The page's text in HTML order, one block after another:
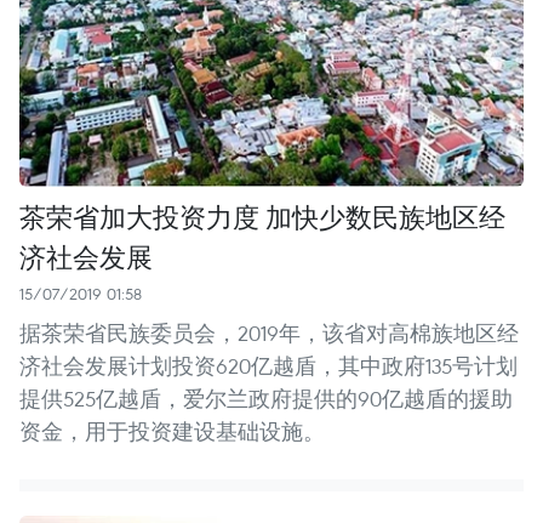
茶荣省加大投资力度 加快少数民族地区经
济社会发展
15/07/2019 01:58
据茶荣省民族委员会，2019年，该省对高棉族地区经
济社会发展计划投资620亿越盾，其中政府135号计划
提供525亿越盾，爱尔兰政府提供的90亿越盾的援助
资金，用于投资建设基础设施。